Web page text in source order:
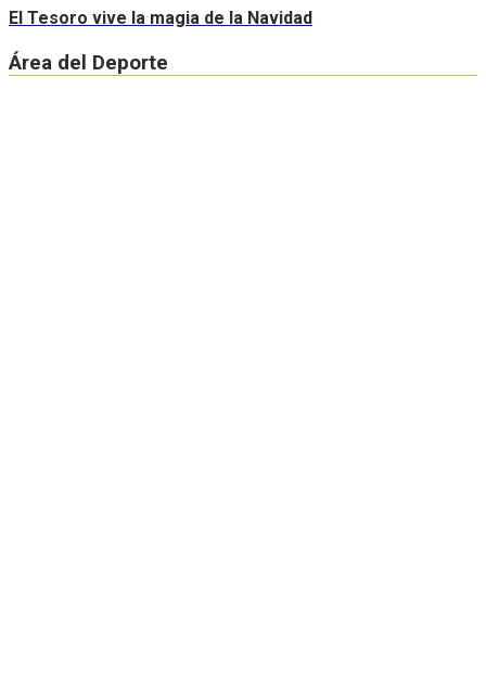
El Tesoro vive la magia de la Navidad
Área del Deporte